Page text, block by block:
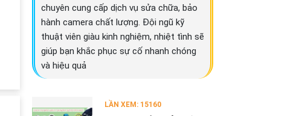
chuyên cung cấp dịch vụ sửa chữa, bảo
hành camera chất lượng. Đội ngũ kỹ
thuật viên giàu kinh nghiệm, nhiệt tình sẽ
giúp bạn khắc phục sự cố nhanh chóng
và hiệu quả
LẦN XEM: 15160